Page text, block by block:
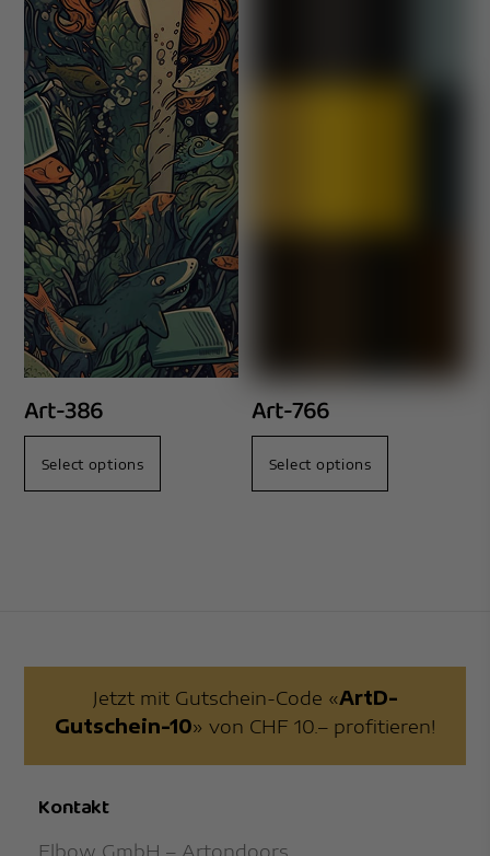
Art-386
Select options
Art-766
Select options
Jetzt mit Gutschein-Code «ArtD-
Gutschein-10» von CHF 10.– profitieren!
Kontakt
Elbow GmbH – Artondoors